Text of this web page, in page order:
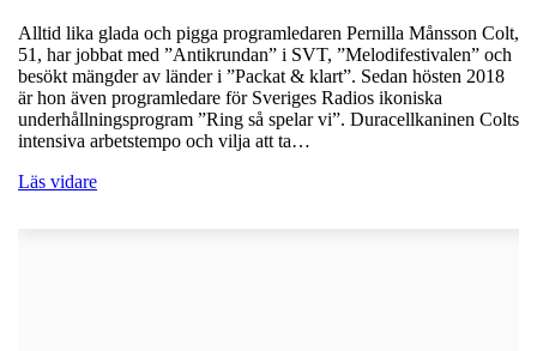
Alltid lika glada och pigga programledaren Pernilla Månsson Colt,
51, har jobbat med ”Antikrundan” i SVT, ”Melodifestivalen” och
besökt mängder av länder i ”Packat & klart”. Sedan hösten 2018
är hon även programledare för Sveriges Radios ikoniska
underhållningsprogram ”Ring så spelar vi”. Duracellkaninen Colts
intensiva arbetstempo och vilja att ta…
Läs vidare